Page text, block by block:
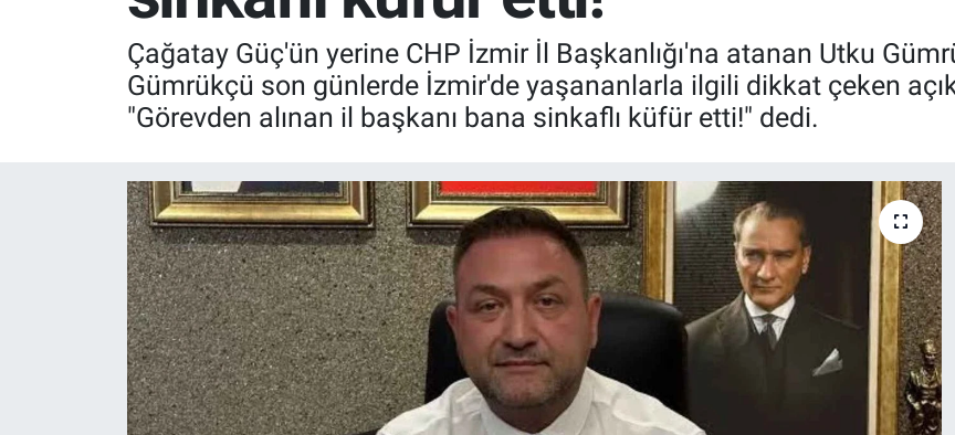
Çağatay Güç'ün yerine CHP İzmir İl Başkanlığı'na atanan Utku
Gümrükçü son günlerde İzmir'de yaşananlarla ilgili dikkat çeken
"Görevden alınan il başkanı bana sinkaflı küfür etti!" dedi.
Tüm Manşetler
Son Dakika Haberleri
Haber Arşivi